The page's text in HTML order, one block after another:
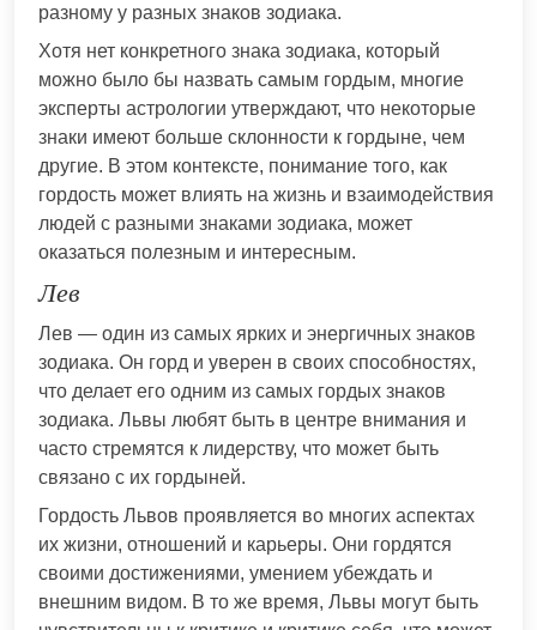
разному у разных знаков зодиака.
Хотя нет конкретного знака зодиака, который
можно было бы назвать самым гордым, многие
эксперты астрологии утверждают, что некоторые
знаки имеют больше склонности к гордыне, чем
другие. В этом контексте, понимание того, как
гордость может влиять на жизнь и взаимодействия
людей с разными знаками зодиака, может
оказаться полезным и интересным.
Лев
Лев — один из самых ярких и энергичных знаков
зодиака. Он горд и уверен в своих способностях,
что делает его одним из самых гордых знаков
зодиака. Львы любят быть в центре внимания и
часто стремятся к лидерству, что может быть
связано с их гордыней.
Гордость Львов проявляется во многих аспектах
их жизни, отношений и карьеры. Они гордятся
своими достижениями, умением убеждать и
внешним видом. В то же время, Львы могут быть